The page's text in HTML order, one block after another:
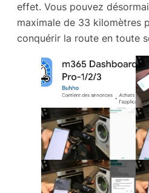
effet. Vous pouvez
maximale de 33 kilomètres
conquérir la route en toute